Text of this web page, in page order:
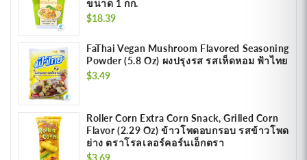
ขนาด 1 กก.
Regular
$18.39
FaThai Vegan Mushroom Flavored Seasoning
Powder (5.8 Oz) ผงปรุงรส รสเห็ดหอม ฟ้าไทย
Regular
$3.49
Roller Corn Extra Corn Snack, Grilled Corn
Flavor (2.29 Oz) ข้าวโพดอบกรอบ รสข้าวโพด
ย่าง ตราโรลเลอร์คอร์นเอ็กตรา
Regular